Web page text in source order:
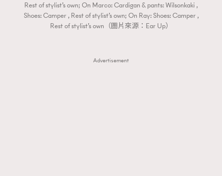
Rest of stylist’s own; On Marco: Cardigan & pants: Wilsonkaki ,
Shoes: Camper , Rest of stylist’s own; On Ray: Shoes: Camper ,
Rest of stylist’s own（圖片來源：Ear Up）
Advertisement